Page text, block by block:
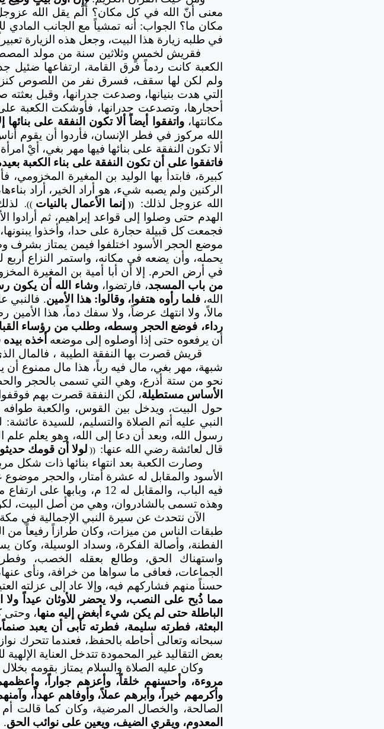
معنى أنّ الله في كل مكان؟ ألم يقل الله
مكان ما؟ الجواب: أنه تمشياً مع الجانب المادي
في طلبه زيارة هذا البيت، وجعل هذه الزيارة
فقريش لخمسٍ وثلاثين سنة من مولد
الكعبة كانت ردماً فرق القامة، ارتفاعها ضئيل
ولم لكن لها سقف، فسرق نفر من اللصوص
التي هدت بنيانها، وصدعت جدرانها، وقبل
أحجارها، وتصدعت جدرانها، فأوشكت الكعبة
مكانتها،واتفقوا أيضاً ألا تكون النفقة على
الله مركوز في فطر الإنسان، فأردوا أن يقوم
ألا تكون النفقة على بنائها فيها مهر بغي، أيْ
فاتفقوا على أن تكون النفقة على بناء الكعبة
كبيرة، فابتدأ بها الوليد بن المغيرة المخزومي،
الركنين ولم يصبه شيء، هو أراد الخير، أراد
الله عزوجل لذلك:
(( إنما الأعمال بالنيات )).
الهدم حتى وصلوا إلى قواعد إبراهيم، ثم أرادوا
فجمعت كل قبيلة حجارة على حدا، وأخذوا
موضع الحجر الأسود اختلفوا فيمن يمتاز
يحمله، وأن يضعه في مكانه، واستمر النزاع
في أرض الحرم. إلا أن أبا أمية بن المغيرة
من باب المسجد، فارتضوا، وشاء الله أن يكون
الله،فلما رأوه هتفوا، وقالوا: هذا الأمين. فالنبي
مالاً، ولا انتهك عرضاً، ولا سفك دماً، هذا الأمين
رداء، فوضع الحجر وسطه، وطلب من رؤساء
أن يرفعوه حتى إذا أوصلوه إلى موضعه أخذه
قريش قصرت بها النفقة الطيبة ، فالمال
شبهة، مهر بغي، مال فيه رباً، هذا مال ممنوع أن
نحو من ستة أذرع، وهي التي تسمى بالحجر
الأساس مستطيلة، لكن النفقة قصرت بهم
حول البيت، ويدخل بين القوس، والكعبة
النبي عليه أتم الصلاة والتسليم، للسيدة
رسول الله، وبعد أن دعا إلى الله، وهو يعلم علم
قال لعائشة رضي الله عنها: (( لولا أن قومك
الأسود والمقابل له عشرة أمتار، والحجر
فيه الباب، والمقابل له 12
وهذه تسمى بالشادروان، وهي من أصل البيت،
الآن نتحدث عن سيرة النبي الإجمالية في
طبقات الناس من ميزات، وكان طرازاً رفيعاً من
الفطنة، وأصالة الفكرة، وسداد الوسيلة،
واستهناك الحق، وطالع بعقله الخصب،
الجماعات، فعافى ما سواها من خرافة، ونأى
حسناً منهم فشاركهم فيه، وإلا عاد إلى عزلته
مما ذُبح على النصب، ولا يحضر للأوثان عيداً
الباطلة حتى لم يكن شيء أبغض إليه منها، وحتى
البعثة، فطرته سليمة، فطرته تأبى أن يعبد
سبحانه وتعالى أحاطه بالحفظ، فعندما تتحرك
بعض التقاليد غير المحمودة تتدخل العناية الإلهية
وكان عليه الصلاة والسلام يمتاز بقومه
مروءة، وأحسنهم خلقاً، وأعزهم جواراً،
وأكرمهم خيراً، وأبرهم عملاً، وأوفاهم عهداً،
الصالحة، والخصال المرضية، وكان كما قالت
المعدوم، ويقري الضيف، ويعين على نوائب الحق.